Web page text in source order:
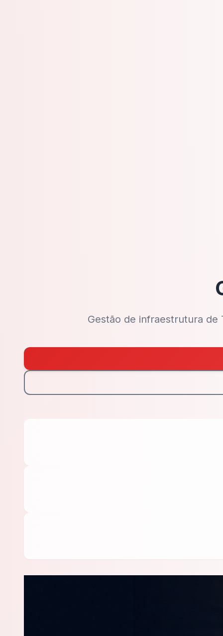
Gestão de infraestrutura